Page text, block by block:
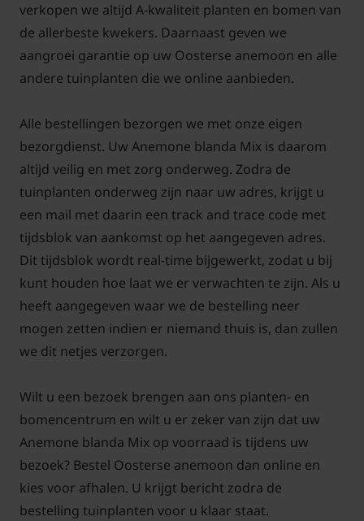
verkopen we altijd A-kwaliteit planten en bomen van
de allerbeste kwekers. Daarnaast geven we
aangroei garantie op uw Oosterse anemoon en alle
andere tuinplanten die we online aanbieden.
Alle bestellingen bezorgen we met onze eigen
bezorgdienst. Uw Anemone blanda Mix is daarom
altijd veilig en met zorg onderweg. Zodra de
tuinplanten onderweg zijn naar uw adres, krijgt u
een mail met daarin een track and trace code met
tijdsblok van aankomst op het aangegeven adres.
Dit tijdsblok wordt real-time bijgewerkt, zodat u bij
kunt houden hoe laat we er verwachten te zijn. Als u
heeft aangegeven waar we de bestelling neer
mogen zetten indien er niemand thuis is, dan zullen
we dit netjes verzorgen.
Wilt u een bezoek brengen aan ons planten- en
bomencentrum en wilt u er zeker van zijn dat uw
Anemone blanda Mix op voorraad is tijdens uw
bezoek? Bestel Oosterse anemoon dan online en
kies voor afhalen. U krijgt bericht zodra de
bestelling tuinplanten voor u klaar staat.